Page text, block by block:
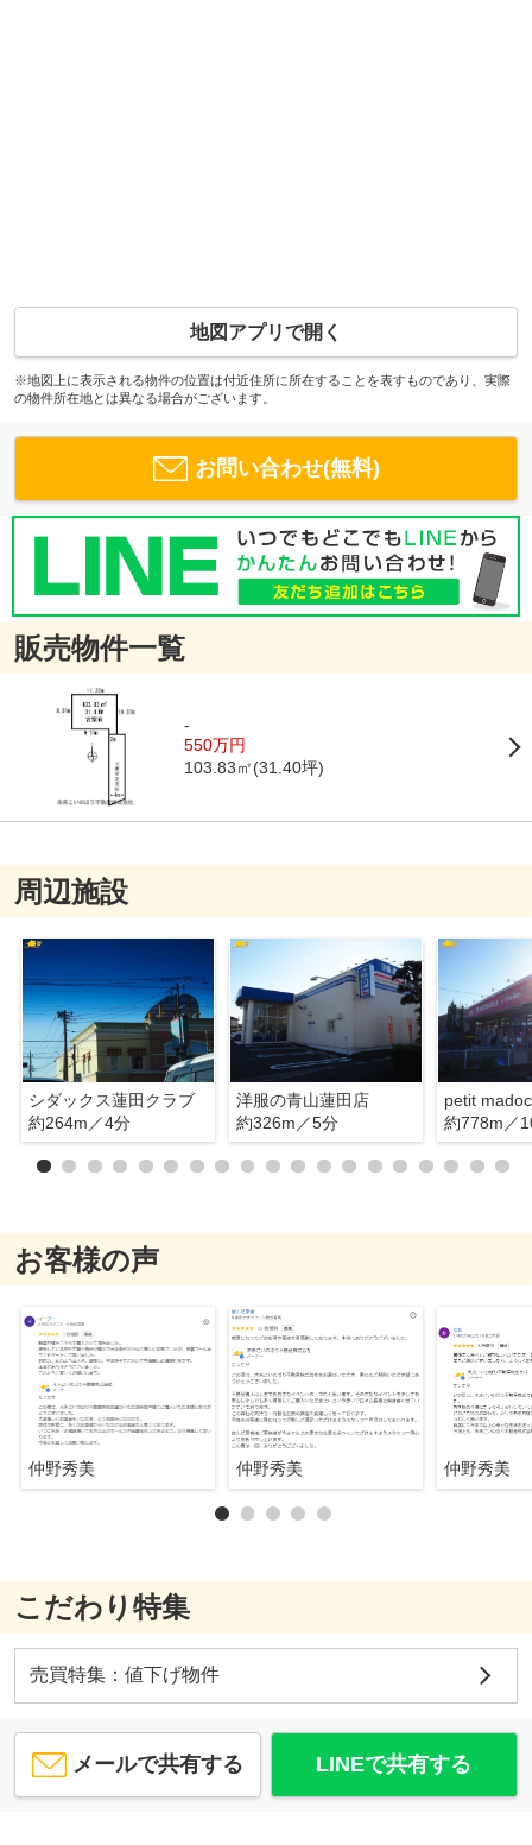
地図アプリで開く
※地図上に表示される物件の位置は付近住所に所在することを表すものであり、実際
の物件所在地とは異なる場合がございます。
お問い合わせ(無料)
販売物件一覧
-
550万円
103.83㎡(31.40坪)
周辺施設
シダックス蓮田クラブ
約264m／4分
洋服の青山蓮田店
約326m／5分
petit
約778m／
お客様の声
仲野秀美 仲野秀美 仲野秀美
こだわり特集
売買特集：値下げ物件
メールで共有する LINEで共有する